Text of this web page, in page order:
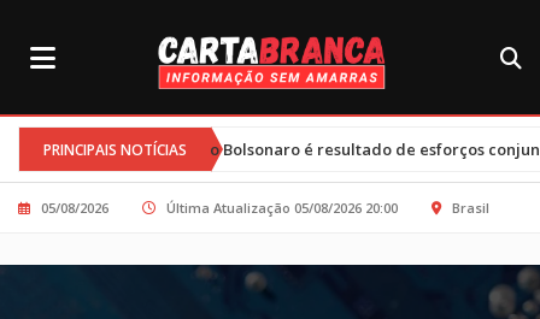
PRINCIPAIS NOTÍCIAS
Bolsonaro é resultado de esforços conjuntos e clima tenso•
05/08/2026 Última Atualização 05/08/2026 20:00 Brasil